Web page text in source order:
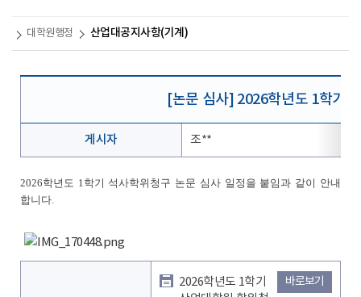
대학원행정 산업대공지사항(기계)
[논문 심사] 2026학년도 1학기
게시자 조**
2026학년도 1학기 석사학위청구 논문 심사 일정을 붙임과 같이 안내
합니다.
2026학년도 1학기
바로보기